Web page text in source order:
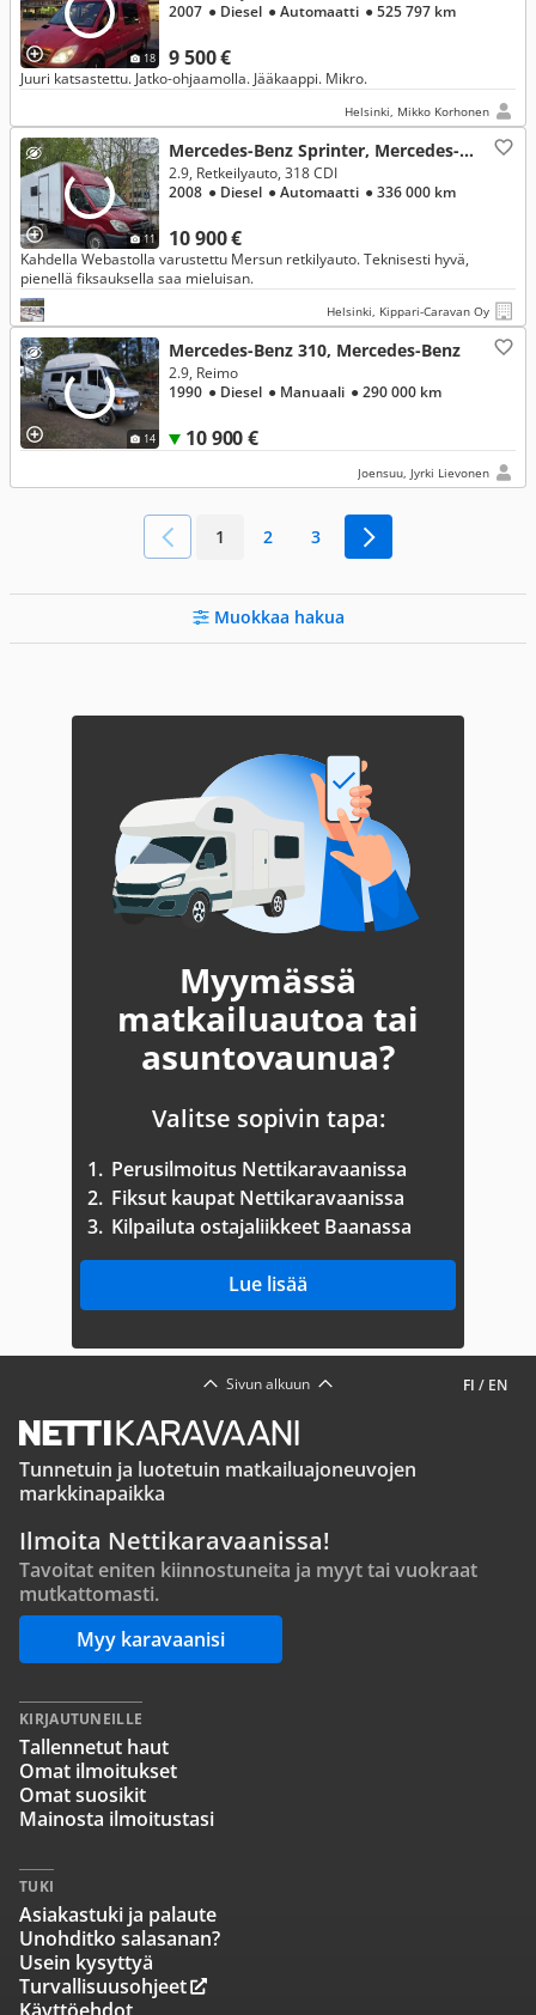
18 9 500 €
2007 ● Diesel ● Automaatti ● 525 797 km
Juuri katsastettu. Jatko-ohjaamolla. Jääkaappi. Mikro.
Helsinki, Mikko Korhonen
11
Mercedes-Benz Sprinter, Mercedes-Benz
10 900 €
2.9, Retkeilyauto, 318 CDI
2008 ● Diesel ● Automaatti ● 336 000 km
Kahdella Webastolla varustettu Mersun retkilyauto. Teknisesti hyvä,
pienellä fiksauksella saa mieluisan.
Helsinki, Kippari-Caravan Oy
14
Mercedes-Benz 310, Mercedes-Benz
10 900 €
2.9, Reimo
1990 ● Diesel ● Manuaali ● 290 000 km
Joensuu, Jyrki Lievonen
1 2 3
Muokkaa hakua
Myymässä
matkailuautoa tai
asuntovaunua?
Valitse sopivin tapa:
1. Perusilmoitus Nettikaravaanissa
2. Fiksut kaupat Nettikaravaanissa
3. Kilpailuta ostajaliikkeet Baanassa
Lue lisää
FI / EN
Sivun alkuun
Tunnetuin ja luotetuin matkailuajoneuvojen
markkinapaikka
Ilmoita Nettikaravaanissa!
Tavoitat eniten kiinnostuneita ja myyt tai vuokraat
mutkattomasti.
Myy karavaanisi
KIRJAUTUNEILLE
Tallennetut haut
Omat ilmoitukset
Omat suosikit
Mainosta ilmoitustasi
TUKI
Asiakastuki ja palaute
Unohditko salasanan?
Usein kysyttyä
Turvallisuusohjeet